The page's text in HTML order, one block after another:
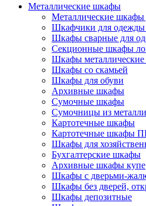
Металлические шкафы
Металлические шкафы
Шкафчики для одежды
Шкафы сварные для
Секционные шкафы
Шкафы металлические
Шкафы со скамьей
Шкафы для обуви
Архивные шкафы
Сумочные шкафы
Сумочницы из
Картотечные шкафы
Картотечные шкафы
Шкафы для
Бухгалтерские шкафы
Архивные шкафы купе
Шкафы с дверьми-
Шкафы без дверей,
Шкафы депозитные